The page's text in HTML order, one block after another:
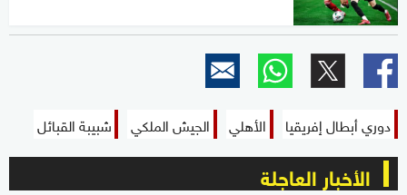
دوري أبطال إفريقيا الأهلي الجيش الملكي شبيبة القبائل
الأخبار العاجلة